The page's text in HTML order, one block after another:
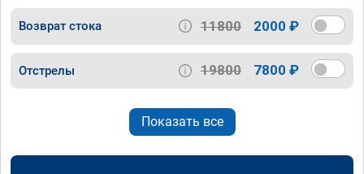
Возврат стока 11800 2000 ₽
Отстрелы 19800 7800 ₽
Показать все